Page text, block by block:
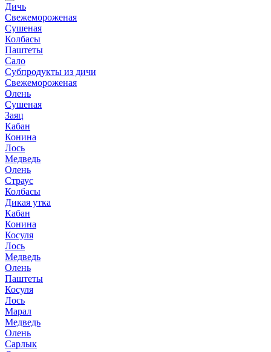
Дичь
Свежемороженая
Сушеная
Колбасы
Паштеты
Сало
Субпродукты из дичи
Свежемороженая
Олень
Сушеная
Заяц
Кабан
Конина
Лось
Медведь
Олень
Страус
Колбасы
Дикая утка
Кабан
Конина
Косуля
Лось
Медведь
Олень
Паштеты
Косуля
Лось
Марал
Медведь
Олень
Сарлык